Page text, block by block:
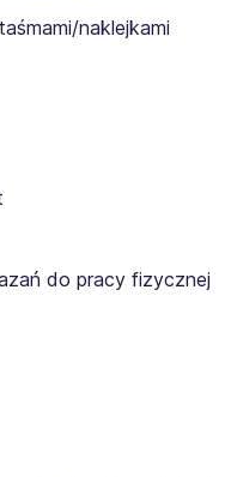
naklejkami
do pracy fizycznej